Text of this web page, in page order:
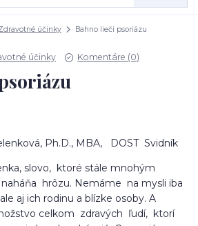
účinky Bahno lieči psoriázu
účinky Komentáre (0)
Ph.D., MBA, DOST Svidník
slovo, ktoré stále mnohým
hrôzu. Nemáme na mysli iba
aj ich rodinu a blízke osoby. A
celkom zdravých ľudí, ktorí